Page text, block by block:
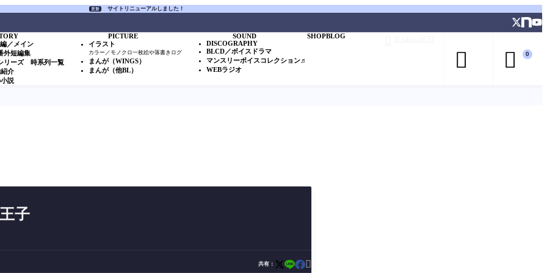
更新 サイトリニューアルしました！
／メイン
外短編集
リーズ 時系列一覧
介
説
PICTURE
イラスト
カラー／モノクロ一枚絵や落書きログ
まんが（WINGS）
まんが（他BL）
SOUND
DISCOGRAPHY
BLCD／ボイスドラマ
マンスリーボイスコレクション♬
WEBラジオ
SHOPBLOG
  0
子
共有： 